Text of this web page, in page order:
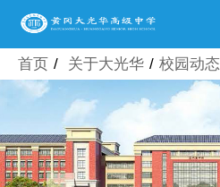
首页 / 关于大光华 / 校园动态